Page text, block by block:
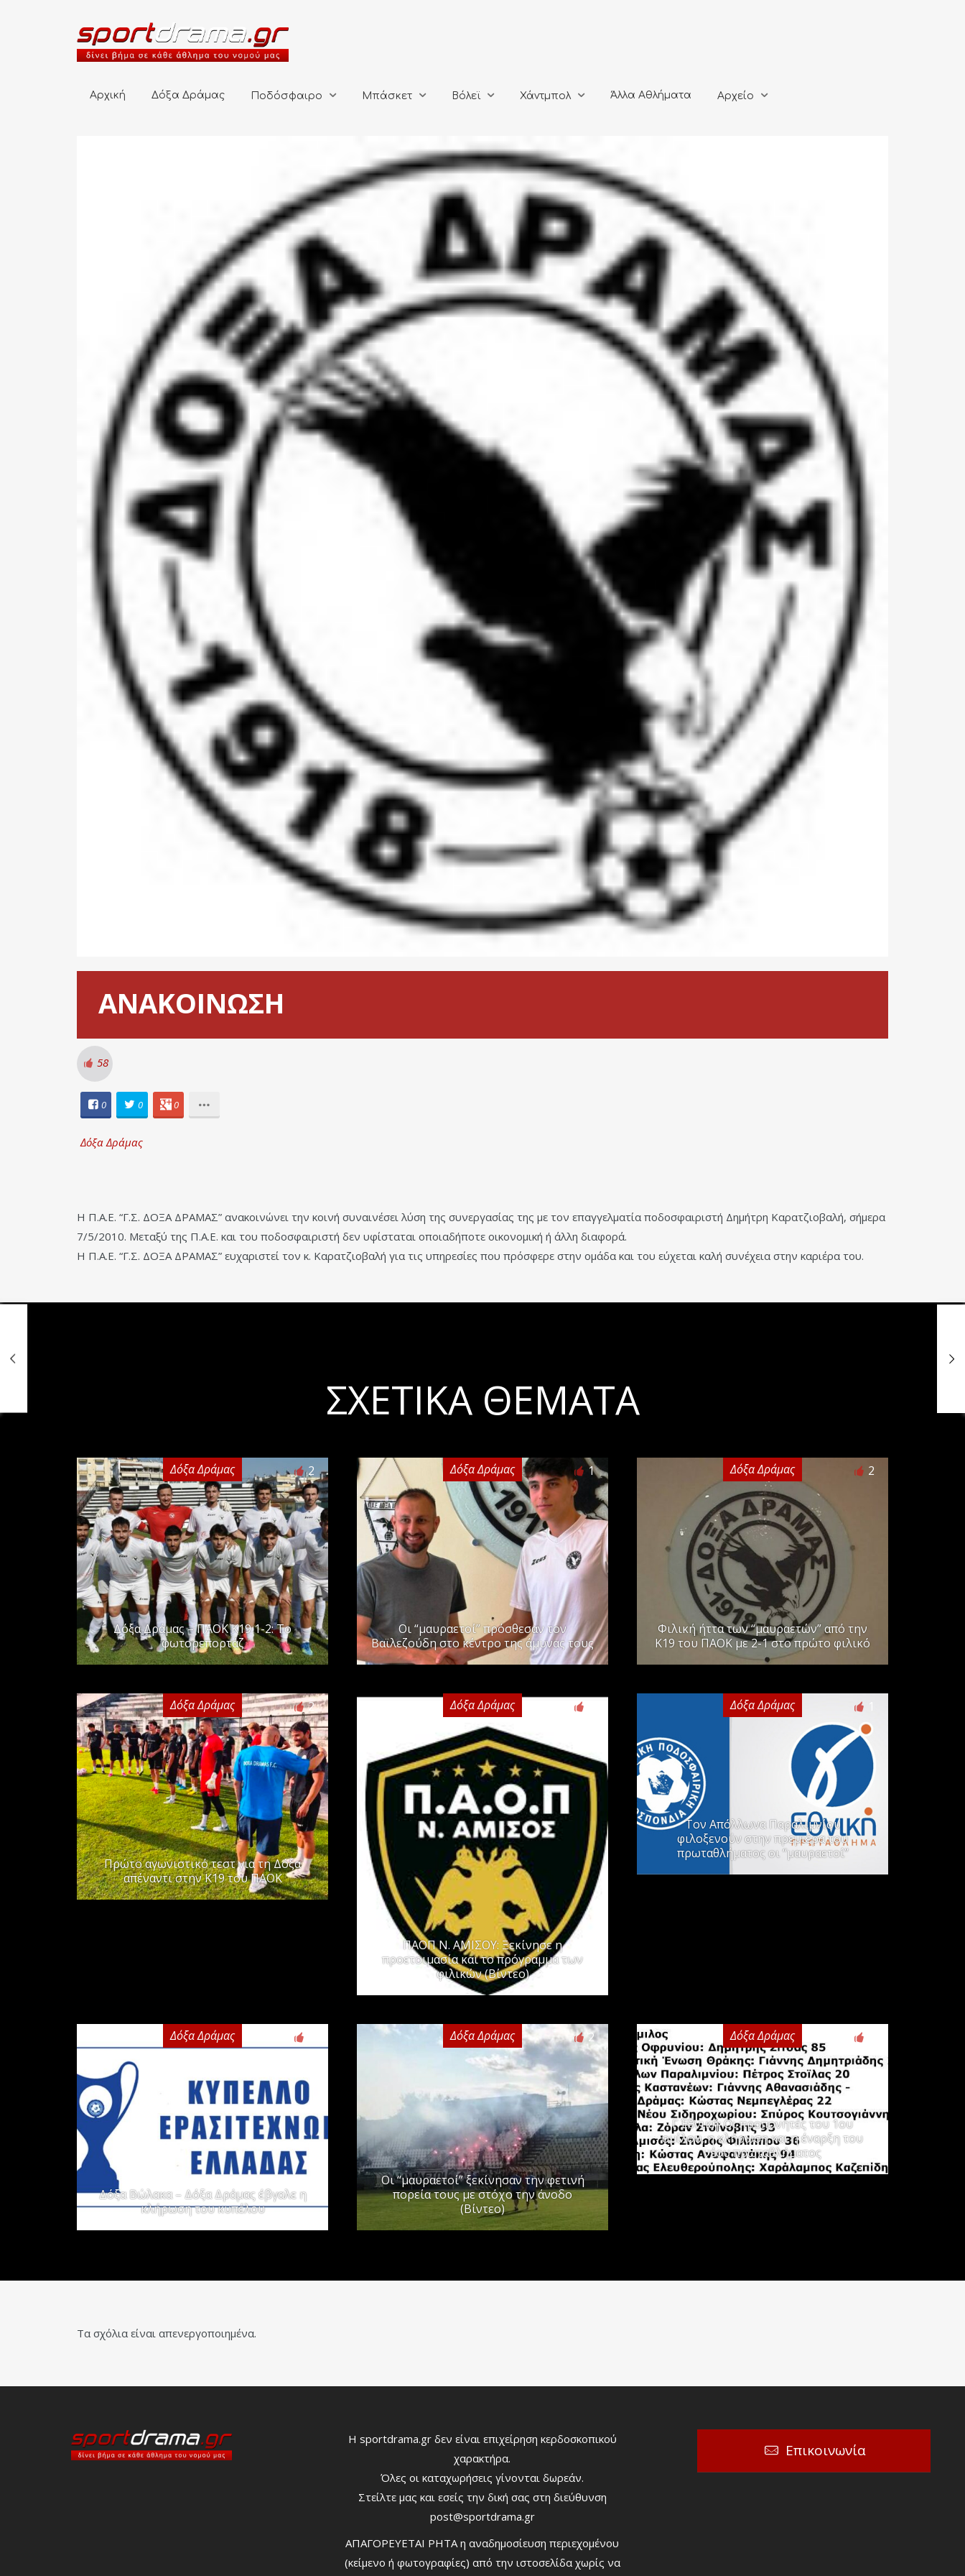
Αρχική Δόξα Δράμας Ποδόσφαιρο Μπάσκετ Βόλεϊ Χάντμπολ Άλλα Αθλήματα Αρχείο
ΑΝΑΚΟΙΝΩΣΗ
58
0 0 0
Δόξα Δράμας
Η Π.Α.Ε. “Γ.Σ. ΔΟΞΑ ΔΡΑΜΑΣ” ανακοινώνει την κοινή συναινέσει λύση της συνεργασίας της με τον επαγγελματία ποδοσφαιριστή Δημήτρη Καρατζιοβαλή, σήμερα
7/5/2010. Μεταξύ της Π.Α.Ε. και του ποδοσφαιριστή δεν υφίσταται οποιαδήποτε οικονομική ή άλλη διαφορά.
Η Π.Α.Ε. “Γ.Σ. ΔΟΞΑ ΔΡΑΜΑΣ” ευχαριστεί τον κ. Καρατζιοβαλή για τις υπηρεσίες που πρόσφερε στην ομάδα και του εύχεται καλή συνέχεια στην καριέρα του.
ΣΧΕΤΙΚΆ ΘΈΜΑΤΑ
Δόξα Δράμας 2
Δόξα Δράμας – ΠΑΟΚ Κ19 1-2: Το
φωτορεπορτάζ
Δόξα Δράμας 1
Οι “μαυραετοί” πρόσθεσαν τον
Βαϊλεζούδη στο κέντρο της άμυνας τους
Δόξα Δράμας 2
Φιλική ήττα των “μαυραετών” από την
Κ19 του ΠΑΟΚ με 2-1 στο πρώτο φιλικό
Δόξα Δράμας 2
Πρώτο αγωνιστικό τεστ για τη Δόξα
απέναντι στην Κ19 του ΠΑΟΚ
Δόξα Δράμας
ΠΑΟΠ Ν. ΑΜΙΣΟΥ: Ξεκίνησε η
προετοιμασία και το πρόγραμμα των
φιλικών (Βίντεο)
Δόξα Δράμας
Τον Απόλλωνα Παραλιμνίου
φιλοξενούν στην πρεμιέρα του
πρωταθλήματος οι “μαυραετοί”
Δόξα Δράμας
Δόξα Βώλακα – Δόξα Δράμας έβγαλε η
κλήρωση του κυπέλου
Δόξα Δράμας 2
Οι “μαυραετοί” ξεκίνησαν την φετινή
πορεία τους με στόχο την άνοδο
(Βίντεο)
Δόξα Δράμας
Γ΄ Εθνική: Οι προπονητές του 1ου
ομίλου, η κλήρωση και η έναρξη του
νέου πρωταθλήματος
Τα σχόλια είναι απενεργοποιημένα.
Η sportdrama.gr δεν είναι επιχείρηση κερδοσκοπικού
χαρακτήρα.
Όλες οι καταχωρήσεις γίνονται δωρεάν.
Στείλτε μας και εσείς την δική σας στη διεύθυνση
post@sportdrama.gr
ΑΠΑΓΟΡΕΥΕΤΑΙ ΡΗΤΑ η αναδημοσίευση περιεχομένου
(κείμενο ή φωτογραφίες) από την ιστοσελίδα χωρίς να
Επικοινωνία